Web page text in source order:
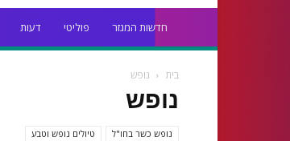
חדשות המגזר פוליטי דעות
בית נופש
נופש
נופש כשר בחו"ל טיולים נופש וטבע